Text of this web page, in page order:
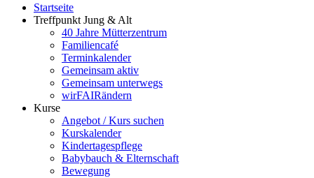
Startseite
Treffpunkt Jung & Alt
40 Jahre Mütterzentrum
Familiencafé
Terminkalender
Gemeinsam aktiv
Gemeinsam unterwegs
wirFAIRändern
Kurse
Angebot / Kurs suchen
Kurskalender
Kindertagespflege
Babybauch & Elternschaft
Bewegung